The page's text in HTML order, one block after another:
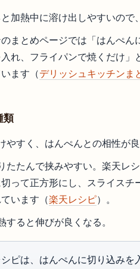
加熱中に溶け出しやすいので
まとめページでは「はんぺん
れ、フライパンで焼くだけ」
ます（デリッシュキッチンま
類
やすく、はんぺんとの相性が
たたんで挟みやすい。楽天レ
切って正方形にし、スライス
います（楽天レシピ）。
すると伸びが良くなる。
シピは、はんぺんに切り込みを